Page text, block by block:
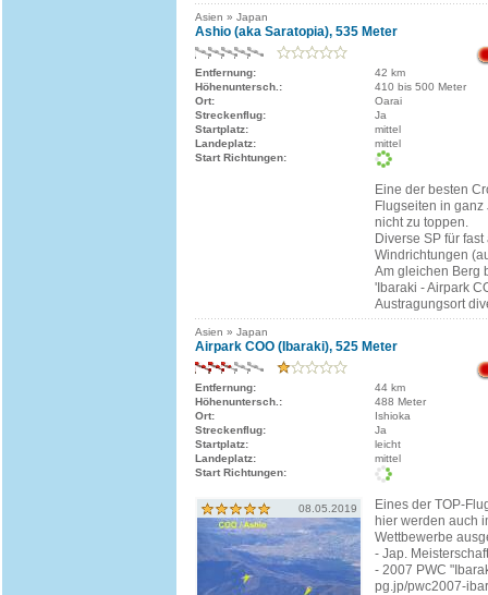
Asien » Japan
Ashio (aka Saratopia), 535 Meter
Entfernung:
42 km
Höhenuntersch.:
410 bis 500 Meter
Ort:
Oarai
Streckenflug:
Ja
Startplatz:
mittel
Landeplatz:
mittel
Start Richtungen:
Eine der besten
Flugseiten in
nicht zu toppen.
Diverse SP für fast
Windrichtungen
Am gleichen Berg
'Ibaraki - Airpark
Austragungsort
Asien » Japan
Airpark COO (Ibaraki), 525 Meter
Entfernung:
44 km
Höhenuntersch.:
488 Meter
Ort:
Ishioka
Streckenflug:
Ja
Startplatz:
leicht
Landeplatz:
mittel
Start Richtungen:
08.05.2019
Eines der TOP-
hier werden auch
Wettbewerbe
- Jap.
- 2007 PWC
pg.jp/pwc2007-